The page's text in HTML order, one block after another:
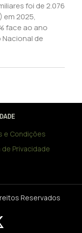
foi de 2.076
em 2025,
face ao ano
de
e Condições
de Privacidade
Reservados